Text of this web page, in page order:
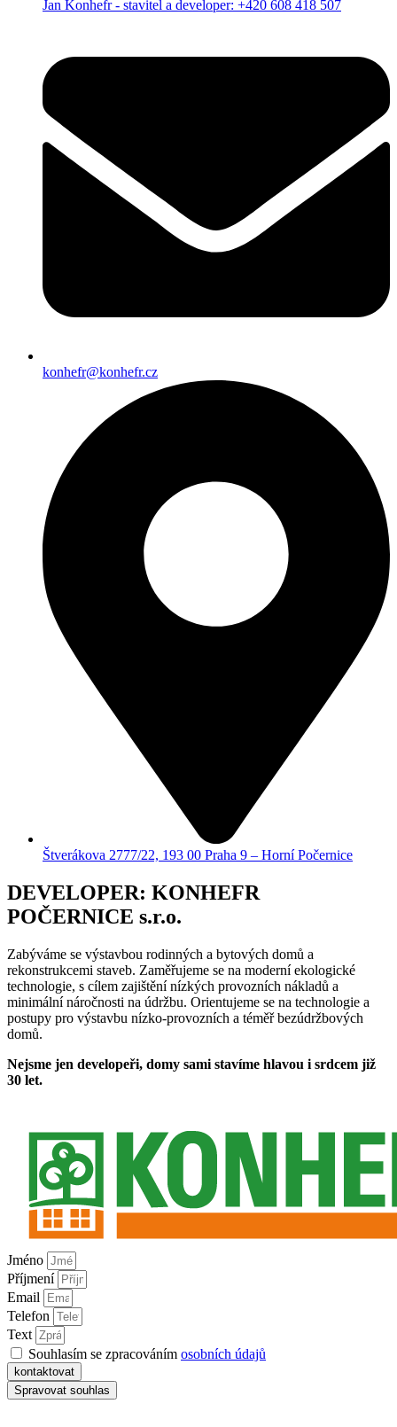
Jan Konhefr - stavitel a developer: +420 608 418 507
konhefr@konhefr.cz
Štverákova 2777/22, 193 00 Praha 9 – Horní Počernice
DEVELOPER: KONHEFR
POČERNICE s.r.o.
Zabýváme se výstavbou rodinných a bytových domů a
rekonstrukcemi staveb. Zaměřujeme se na moderní ekologické
technologie, s cílem zajištění nízkých provozních nákladů a
minimální náročnosti na údržbu. Orientujeme se na technologie a
postupy pro výstavbu nízko-provozních a téměř bezúdržbových
domů.
Nejsme jen developeři, domy sami stavíme hlavou i srdcem již
30 let.
Jméno
Příjmení
Email
Telefon
Text
Souhlasím se zpracováním osobních údajů
kontaktovat
Spravovat souhlas